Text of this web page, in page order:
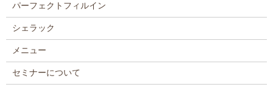
パーフェクトフィルイン
シェラック
メニュー
セミナーについて